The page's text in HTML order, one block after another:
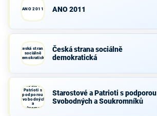
ANO 2011 ANO 2011
Česká strana
sociálně
demokratická
Česká strana sociálně
demokratická
Starostové a
Patrioti s
podporou
Svobodných
a
Soukromníků
Starostové a Patrioti s podporou
Svobodných a Soukromníků